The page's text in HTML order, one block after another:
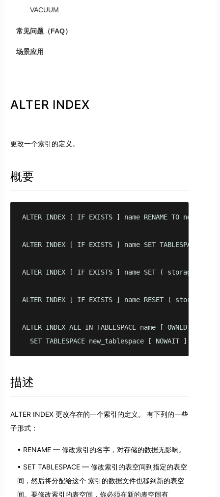
VACUUM
常见问题（FAQ）
场景应用
ALTER INDEX
更改一个索引的定义。
概要
ALTER INDEX [ IF EXISTS ] name RENAME TO new_name
ALTER INDEX [ IF EXISTS ] name SET TABLESPACE
ALTER INDEX [ IF EXISTS ] name SET (
ALTER INDEX [ IF EXISTS ] name RESET (
ALTER INDEX ALL IN TABLESPACE name [ OWNED
  SET TABLESPACE new_tablespace [ NOWAIT ]
描述
ALTER INDEX 更改存在的一个索引的定义。 有下列的一些
子形式：
RENAME — 修改索引的名字，对存储的数据无影响。
SET TABLESPACE — 修改索引的表空间到指定的表空
间，然后将分配给这个 索引的数据文件也移到新的表空
间。要修改索引的表空间，你必须在新的表空间有